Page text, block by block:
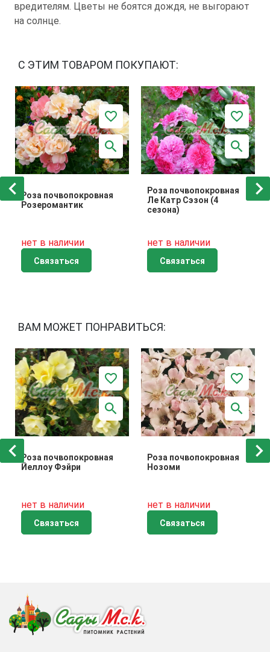
вредителям. Цветы не боятся дождя, не выгорают
на солнце.
С ЭТИМ ТОВАРОМ ПОКУПАЮТ:
Роза почвопокровная
Розеромантик
нет в наличии
Связаться
Роза почвопокровная
Ле Катр Сэзон (4
сезона)
нет в наличии
Связаться
ВАМ МОЖЕТ ПОНРАВИТЬСЯ:
Роза почвопокровная
Йеллоу Фэйри
нет в наличии
Связаться
Роза почвопокровная
Нозоми
нет в наличии
Связаться